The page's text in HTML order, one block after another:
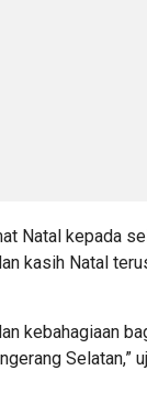
Natal kepada
kasih Natal
kebahagiaan
Selatan,”